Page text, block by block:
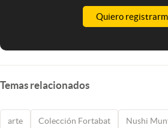
Quiero
Temas relacionados
arte Colección Fortabat Nushi